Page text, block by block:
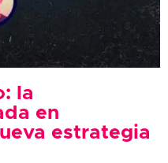
la
en
estrategia